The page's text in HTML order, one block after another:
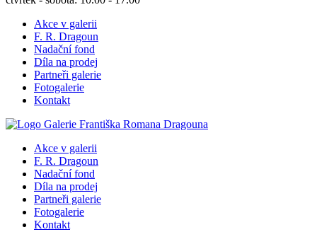
Akce v galerii
F. R. Dragoun
Nadační fond
Díla na prodej
Partneři galerie
Fotogalerie
Kontakt
Akce v galerii
F. R. Dragoun
Nadační fond
Díla na prodej
Partneři galerie
Fotogalerie
Kontakt